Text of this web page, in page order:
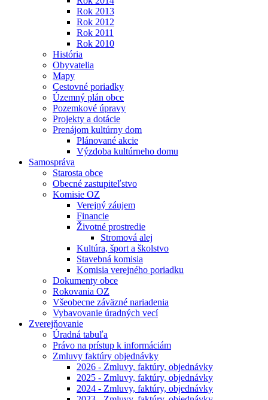
Rok 2013
Rok 2012
Rok 2011
Rok 2010
História
Obyvatelia
Mapy
Cestovné poriadky
Územný plán obce
Pozemkové úpravy
Projekty a dotácie
Prenájom kultúrny dom
Plánované akcie
Výzdoba kultúrneho domu
Samospráva
Starosta obce
Obecné zastupiteľstvo
Komisie OZ
Verejný záujem
Financie
Životné prostredie
Stromová alej
Kultúra, šport a školstvo
Stavebná komisia
Komisia verejného poriadku
Dokumenty obce
Rokovania OZ
Všeobecne záväzné nariadenia
Vybavovanie úradných vecí
Zverejňovanie
Úradná tabuľa
Právo na prístup k informáciám
Zmluvy faktúry objednávky
2026 - Zmluvy, faktúry, objednávky
2025 - Zmluvy, faktúry, objednávky
2024 - Zmluvy, faktúry, objednávky